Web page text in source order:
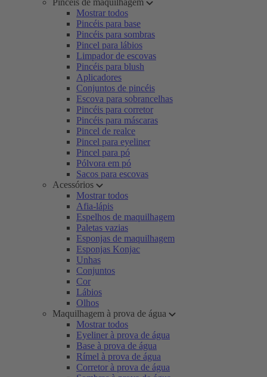
Pincéis de maquilhagem
Mostrar todos
Pincéis para base
Pincéis para sombras
Pincel para lábios
Limpador de escovas
Pincéis para blush
Aplicadores
Conjuntos de pincéis
Escova para sobrancelhas
Pincéis para corretor
Pincéis para máscaras
Pincel de realce
Pincel para eyeliner
Pincel para pó
Pólvora em pó
Sacos para escovas
Acessórios
Mostrar todos
Afia-lápis
Espelhos de maquilhagem
Paletas vazias
Esponjas de maquilhagem
Esponjas Konjac
Unhas
Conjuntos
Cor
Lábios
Olhos
Maquilhagem à prova de água
Mostrar todos
Eyeliner à prova de água
Base à prova de água
Rímel à prova de água
Corretor à prova de água